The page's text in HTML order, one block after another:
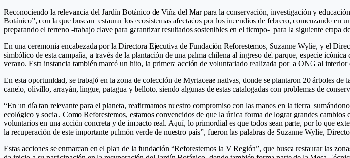
Reconociendo la relevancia del Jardín Botánico de Viña del Mar para la conservación, investigación y
Botánico”, con la que buscan restaurar los ecosistemas afectados por los incendios de febrero, comenzando
preparando el terreno -trabajo clave para garantizar resultados sostenibles en el tiempo- para la siguiente etapa
En una ceremonia encabezada por la Directora Ejecutiva de Fundación Reforestemos, Suzanne Wylie, y el
simbólico de esta campaña, a través de la plantación de una palma chilena al ingreso del parque, especie
verano. Esta instancia también marcó un hito, la primera acción de voluntariado realizada por la ONG al
En esta oportunidad, se trabajó en la zona de colección de Myrtaceae nativas, donde se plantaron 20 árboles
canelo, olivillo, arrayán, lingue, patagua y belloto, siendo algunas de estas catalogadas con problemas de
“En un día tan relevante para el planeta, reafirmamos nuestro compromiso con las manos en la tierra,
ecológico y social. Como Reforestemos, estamos convencidos de que la única forma de lograr grandes
voluntarios en una acción concreta y de impacto real. Aquí, lo primordial es que todos sean parte, por lo que
la recuperación de este importante pulmón verde de nuestro país”, fueron las palabras de Suzanne Wylie,
Estas acciones se enmarcan en el plan de la fundación “Reforestemos la V Región”, que busca restaurar las